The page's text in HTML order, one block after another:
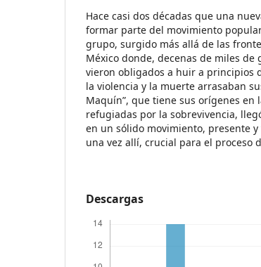
Hace casi dos décadas que una
formar parte del movimiento
grupo, surgido más allá de las
México donde, decenas de miles
vieron obligados a huir a principios
la violencia y la muerte arrasaban
Maquín”, que tiene sus orígenes
refugiadas por la sobrevivencia,
en un sólido movimiento, presente
una vez allí, crucial para el proceso
Descargas